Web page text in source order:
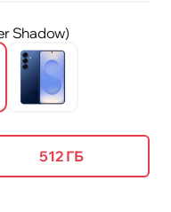
Shadow)
512 ГБ